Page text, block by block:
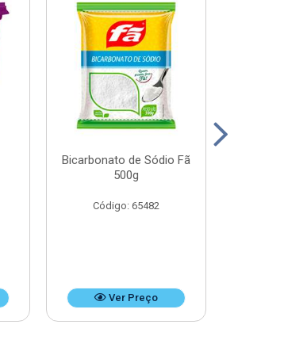
Bicarbonato de Sódio Fã
500g
Código: 65482
Ver Preço